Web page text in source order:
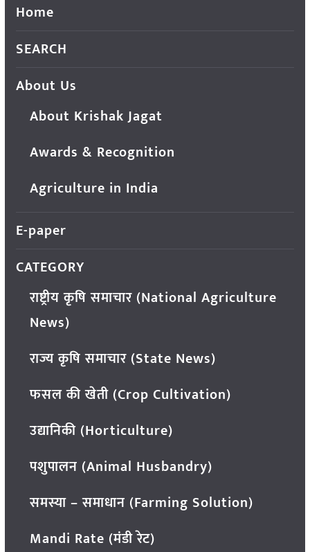
Home
SEARCH
About Us
About Krishak Jagat
Awards & Recognition
Agriculture in India
E-paper
CATEGORY
राष्ट्रीय कृषि समाचार (National Agriculture
News)
राज्य कृषि समाचार (State News)
फसल की खेती (Crop Cultivation)
उद्यानिकी (Horticulture)
पशुपालन (Animal Husbandry)
समस्या – समाधान (Farming Solution)
Mandi Rate (मंडी रेट)